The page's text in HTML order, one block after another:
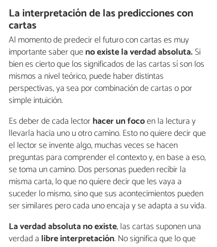
La interpretación de las predicciones con
cartas
Al momento de predecir el futuro con cartas es muy
importante saber queno existe la verdad absoluta.Si
bien es cierto que los significados de las cartas sí son los
mismos a nivel teórico, puede haber distintas
perspectivas, ya sea por combinación de cartas o por
simple intuición.
Es deber de cada lectorhacer un focoen la lectura y
llevarla hacia uno u otro camino. Esto no quiere decir que
el lector se invente algo, muchas veces se hacen
preguntas para comprender el contexto y, en base a eso,
se toma un camino. Dos personas pueden recibir la
misma carta, lo que no quiere decir que les vaya a
suceder lo mismo, sino que sus acontecimientos pueden
ser similares pero cada uno encaja y se adapta a su vida.
La verdad absoluta no existe, las cartas suponen una
verdad a libre interpretación. No significa que lo que